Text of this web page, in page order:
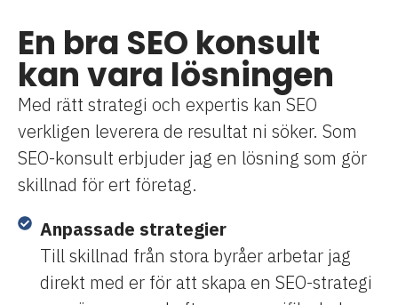
En bra SEO konsult
kan vara lösningen
Med rätt strategi och expertis kan SEO
verkligen leverera de resultat ni söker. Som
SEO-konsult erbjuder jag en lösning som gör
skillnad för ert företag.
Anpassade strategier
Till skillnad från stora byråer arbetar jag
direkt med er för att skapa en SEO-strategi